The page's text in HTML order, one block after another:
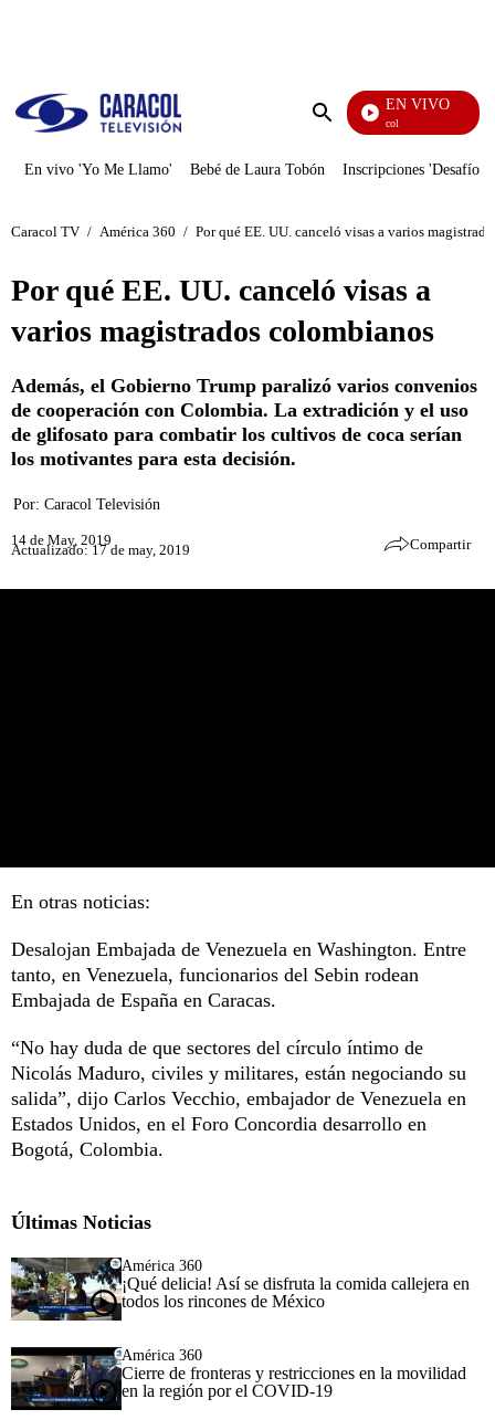
Enviar
EN VIVO
Noticias Caracol
En vivo 'Yo Me Llamo' Bebé de Laura Tobón Inscripciones 'Desafío'
Caracol TV / América 360 / Por qué EE. UU. canceló visas a varios
Por qué EE. UU. canceló visas a
varios magistrados colombianos
Además, el Gobierno Trump paralizó varios convenios
de cooperación con Colombia. La extradición y el uso
de glifosato para combatir los cultivos de coca serían
los motivantes para esta decisión.
Por: Caracol Televisión
14 de May, 2019
Actualizado: 17 de may, 2019 Compartir
En otras noticias:
Desalojan Embajada de Venezuela en Washington. Entre
tanto, en Venezuela, funcionarios del Sebin rodean
Embajada de España en Caracas.
“No hay duda de que sectores del círculo íntimo de
Nicolás Maduro, civiles y militares, están negociando su
salida”, dijo Carlos Vecchio, embajador de Venezuela en
Estados Unidos, en el Foro Concordia desarrollo en
Bogotá, Colombia.
Últimas Noticias
América 360
¡Qué delicia! Así se disfruta la comida callejera en
todos los rincones de México
América 360
Cierre de fronteras y restricciones en la movilidad
en la región por el COVID-19